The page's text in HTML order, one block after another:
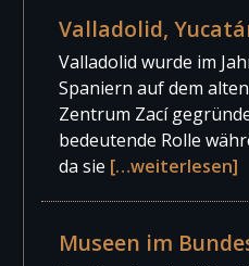
Valladolid,
Valladolid wurde im
Spaniern auf dem
Zentrum Zací
bedeutende Rolle
da sie […weiterlesen]
Museen im